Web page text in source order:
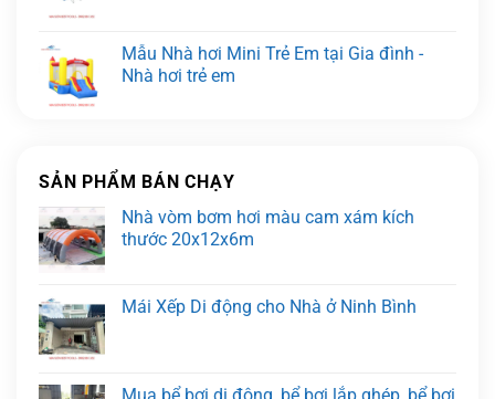
Mẫu Nhà hơi Mini Trẻ Em tại Gia đình -
Nhà hơi trẻ em
SẢN PHẨM BÁN CHẠY
Nhà vòm bơm hơi màu cam xám kích
thước 20x12x6m
Mái Xếp Di động cho Nhà ở Ninh Bình